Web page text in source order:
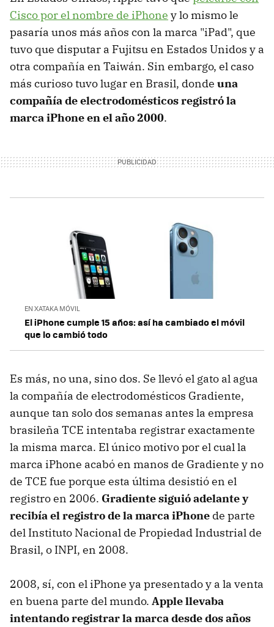
Cisco por el nombre de iPhone y lo mismo le
pasaría unos más años con la marca "iPad", que
tuvo que disputar a Fujitsu en Estados Unidos y a
otra compañía en Taiwán. Sin embargo, el caso
más curioso tuvo lugar en Brasil, donde una
compañía de electrodomésticos registró la
marca iPhone en el año 2000.
EN XATAKA MÓVIL
El iPhone cumple 15 años: así ha cambiado el móvil
que lo cambió todo
Es más, no una, sino dos. Se llevó el gato al agua
la compañía de electrodomésticos Gradiente,
aunque tan solo dos semanas antes la empresa
brasileña TCE intentaba registrar exactamente
la misma marca. El único motivo por el cual la
marca iPhone acabó en manos de Gradiente y no
de TCE fue porque esta última desistió en el
registro en 2006. Gradiente siguió adelante y
recibía el registro de la marca iPhone de parte
del Instituto Nacional de Propiedad Industrial de
Brasil, o INPI, en 2008.
2008, sí, con el iPhone ya presentado y a la venta
en buena parte del mundo. Apple llevaba
intentando registrar la marca desde dos años